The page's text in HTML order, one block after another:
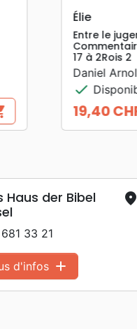
APERÇU RAPIDE
plonger dans la Parole
Manlow
CHF shopping_cart
place
Haus der Bibel
33 21
d'infos add